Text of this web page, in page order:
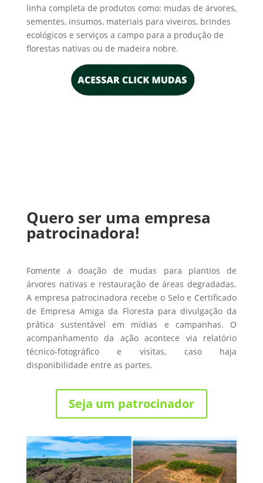
linha completa de produtos como: mudas de árvores,
sementes, insumos, materiais para viveiros, brindes
ecológicos e serviços a campo para a produção de
florestas nativas ou de madeira nobre.
Quero ser uma empresa
patrocinadora!
Fomente a doação de mudas para plantios de
árvores nativas e restauração de áreas degradadas.
A empresa patrocinadora recebe o Selo e Certificado
de Empresa Amiga da Floresta para divulgação da
prática sustentável em mídias e campanhas. O
acompanhamento da ação acontece via relatório
técnico-fotográfico e visitas, caso haja
disponibilidade entre as partes.
Seja um patrocinador